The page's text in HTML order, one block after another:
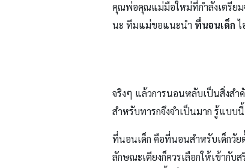
คุณพ่อคุณแม่มือใหม่ที่กำลังเตรียม
นะ ทีมแม่ขอแนะนำ ที่นอนเด็กไ
จริงๆ แล้วการนอนหลับเป็นสิ่งสำ
สำหรับทารกจึงจำเป็นมาก รู้แบ
ที่นอนเด็ก คือที่นอนสำหรับเด็กวัย
ลักษณะเตียงก็ควรเลือกให้เข้ากั